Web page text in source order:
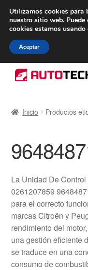
De lunes a
navegación
al
Carro
Contacto
Envío al mundo entero
Mi cuenta
Pagos
Inicio Productos
La Unidad De
0261207859
para el correcto
marcas Citroën y
rendimiento del
una gestión eficiente
se traduce en una
consumo de
Utilizamos cookies para
nuestro sitio web.
cookies estamos
Aceptar